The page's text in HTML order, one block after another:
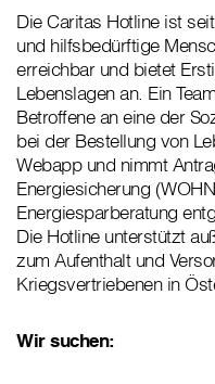
Die Caritas Hotline ist
und hilfsbedürftige
erreichbar und bietet
Lebenslagen an. Ein
Betroffene an eine der
bei der Bestellung von
Webapp und nimmt
Energiesicherung
Energiesparberatung
Die Hotline unterstützt
zum Aufenthalt und
Kriegsvertriebenen in
Wir suchen: